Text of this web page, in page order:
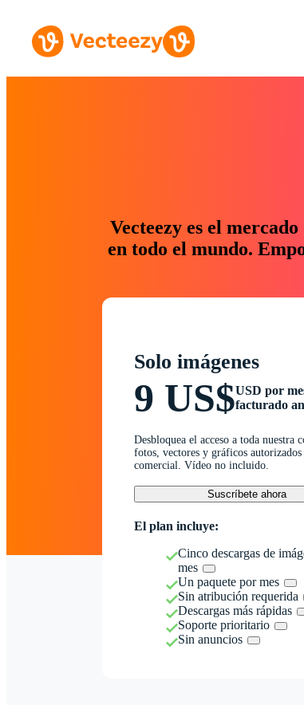
Vecteezy es el
en todo el mundo.
Solo imágenes
9 US$USD por
facturado
Desbloquea el acceso a toda nuestra
fotos, vectores y gráficos autorizados
comercial. Vídeo no incluido.
Suscríbete ahora
El plan incluye:
Cinco descargas de
mes
Un paquete por mes
Sin atribución requerida
Descargas más rápidas
Soporte prioritario
Sin anuncios